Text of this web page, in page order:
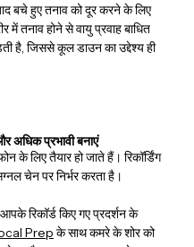
बचे हुए तनाव को दूर करने के लिए
तनाव होने से वायु प्रवाह बाधित
है, जिससे कूल डाउन का उद्देश्य ही
अधिक प्रभावी बनाएं
के लिए तैयार हो जाते हैं। रिकॉर्डिंग
चेन पर निर्भर करता है।
आपके रिकॉर्ड किए गए प्रदर्शन के
Prep के साथ कमरे के शोर को